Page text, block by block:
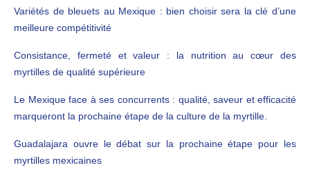
Variétés de bleuets au Mexique : bien choisir sera la clé d’une
meilleure compétitivité
Consistance, fermeté et valeur : la nutrition au cœur des
myrtilles de qualité supérieure
Le Mexique face à ses concurrents : qualité, saveur et efficacité
marqueront la prochaine étape de la culture de la myrtille.
Guadalajara ouvre le débat sur la prochaine étape pour les
myrtilles mexicaines